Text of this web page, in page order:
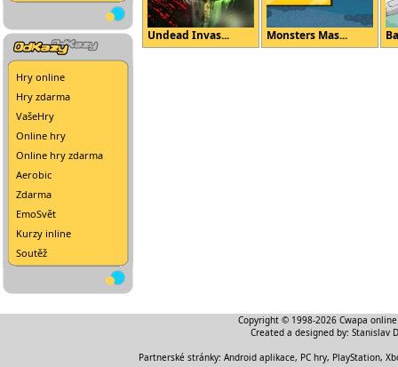
Hry online
Hry zdarma
VašeHry
Online hry
Online hry zdarma
Aerobic
Zdarma
EmoSvět
Kurzy inline
Soutěž
Undead Invas... Monsters Mas...
Copyright © 1998-2026 Cwapa
Created a designed by: Stanislav
Partnerské stránky: Android aplikace, PC hry, PlayStation,